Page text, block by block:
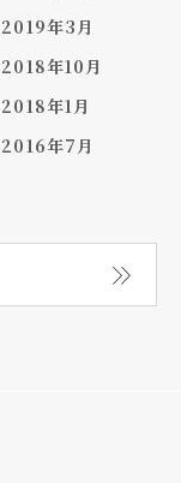
2019年3月
2018年10月
2018年1月
2016年7月